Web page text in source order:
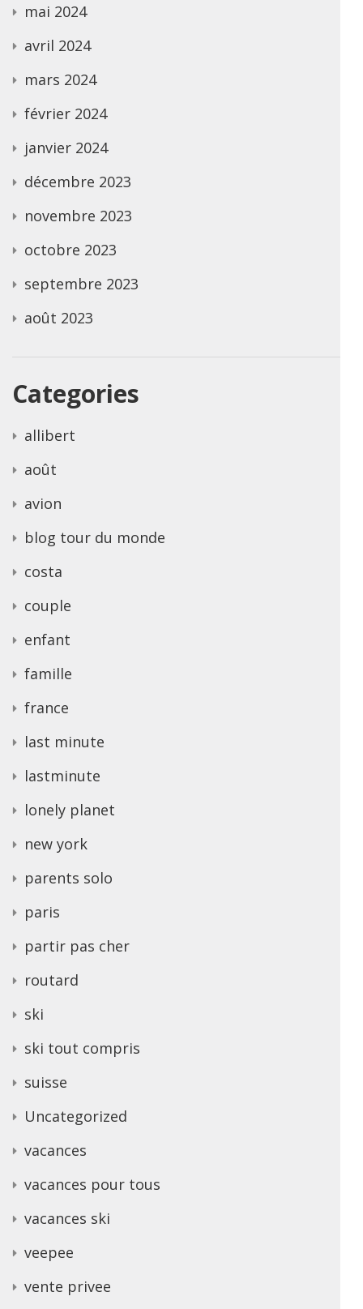
mai 2024
avril 2024
mars 2024
février 2024
janvier 2024
décembre 2023
novembre 2023
octobre 2023
septembre 2023
août 2023
Categories
allibert
août
avion
blog tour du monde
costa
couple
enfant
famille
france
last minute
lastminute
lonely planet
new york
parents solo
paris
partir pas cher
routard
ski
ski tout compris
suisse
Uncategorized
vacances
vacances pour tous
vacances ski
veepee
vente privee